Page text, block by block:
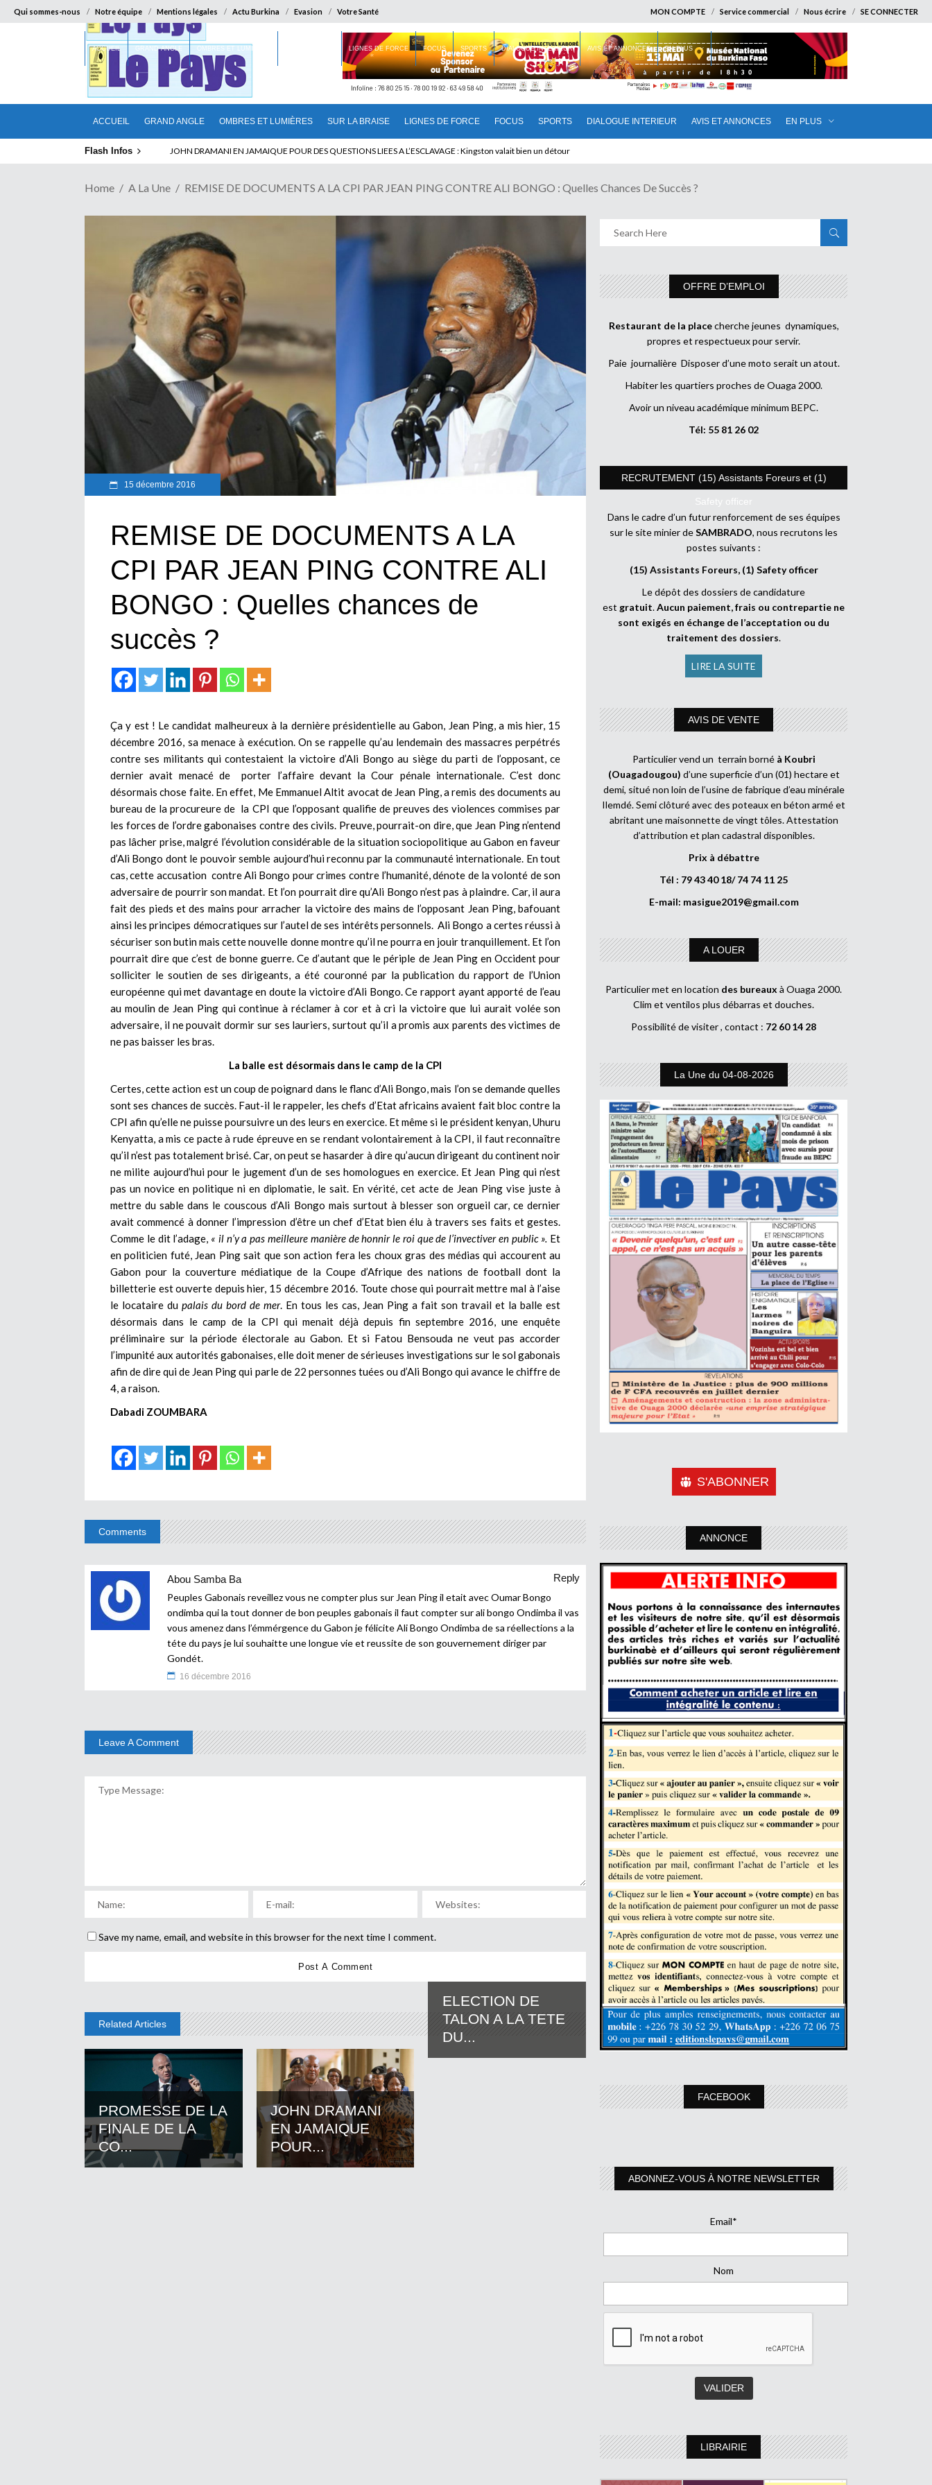
Qui sommes-nous Notre équipe Mentions légales Actu Burkina Evasion Votre Santé MON COMPTE Service commercial Nous écrire SE CONNECTER
ACCUEIL GRAND ANGLE OMBRES ET LUMIÈRES SUR LA BRAISE LIGNES DE FORCE FOCUS SPORTS DIALOGUE INTERIEUR AVIS ET ANNONCES EN PLUS
ACCUEIL GRAND ANGLE OMBRES ET LUMIÈRES LIGNES DE FORCE FOCUS SPORTS DIALOGUE INTERIEUR AVIS ET ANNONCES EN PLUS
Flash Infos ELECTION DE TALON A LA TETE DU SENAT BENINOIS : Quand Patrice quitte le pouvoir sans partir !
Home A La Une REMISE DE DOCUMENTS A LA CPI PAR JEAN PING CONTRE ALI BONGO : Quelles Chances De Succès ?
15 décembre 2016
REMISE DE DOCUMENTS A LA
CPI PAR JEAN PING CONTRE ALI
BONGO : Quelles chances de
succès ?
Ça y est ! Le candidat malheureux à la dernière présidentielle au Gabon, Jean Ping, a mis hier, 15
décembre 2016, sa menace à exécution. On se rappelle qu’au lendemain des massacres perpétrés
contre ses militants qui contestaient la victoire d’Ali Bongo au siège du parti de l’opposant, ce
dernier avait menacé de porter l’affaire devant la Cour pénale internationale. C’est donc
désormais chose faite. En effet, Me Emmanuel Altit avocat de Jean Ping, a remis des documents au
bureau de la procureure de la CPI que l’opposant qualifie de preuves des violences commises par
les forces de l’ordre gabonaises contre des civils. Preuve, pourrait-on dire, que Jean Ping n’entend
pas lâcher prise, malgré l’évolution considérable de la situation sociopolitique au Gabon en faveur
d’Ali Bongo dont le pouvoir semble aujourd’hui reconnu par la communauté internationale. En tout
cas, cette accusation contre Ali Bongo pour crimes contre l’humanité, dénote de la volonté de son
adversaire de pourrir son mandat. Et l’on pourrait dire qu’Ali Bongo n’est pas à plaindre. Car, il aura
fait des pieds et des mains pour arracher la victoire des mains de l’opposant Jean Ping, bafouant
ainsi les principes démocratiques sur l’autel de ses intérêts personnels. Ali Bongo a certes réussi à
sécuriser son butin mais cette nouvelle donne montre qu’il ne pourra en jouir tranquillement. Et l’on
pourrait dire que c’est de bonne guerre. Ce d’autant que le périple de Jean Ping en Occident pour
solliciter le soutien de ses dirigeants, a été couronné par la publication du rapport de l’Union
européenne qui met davantage en doute la victoire d’Ali Bongo. Ce rapport ayant apporté de l’eau
au moulin de Jean Ping qui continue à réclamer à cor et à cri la victoire que lui aurait volée son
adversaire, il ne pouvait dormir sur ses lauriers, surtout qu’il a promis aux parents des victimes de
ne pas baisser les bras.
La balle est désormais dans le camp de la CPI
Certes, cette action est un coup de poignard dans le flanc d’Ali Bongo, mais l’on se demande quelles
sont ses chances de succès. Faut-il le rappeler, les chefs d’Etat africains avaient fait bloc contre la
CPI afin qu’elle ne puisse poursuivre un des leurs en exercice. Et même si le président kenyan, Uhuru
Kenyatta, a mis ce pacte à rude épreuve en se rendant volontairement à la CPI, il faut reconnaître
qu’il n’est pas totalement brisé. Car, on peut se hasarder à dire qu’aucun dirigeant du continent noir
ne milite aujourd’hui pour le jugement d’un de ses homologues en exercice. Et Jean Ping qui n’est
pas un novice en politique ni en diplomatie, le sait. En vérité, cet acte de Jean Ping vise juste à
mettre du sable dans le couscous d’Ali Bongo mais surtout à blesser son orgueil car, ce dernier
avait commencé à donner l’impression d’être un chef d’Etat bien élu à travers ses faits et gestes.
Comme le dit l’adage, « il n’y a pas meilleure manière de honnir le roi que de l’invectiver en public ». Et
en politicien futé, Jean Ping sait que son action fera les choux gras des médias qui accourent au
Gabon pour la couverture médiatique de la Coupe d’Afrique des nations de football dont la
billetterie est ouverte depuis hier, 15 décembre 2016. Toute chose qui pourrait mettre mal à l’aise
le locataire dupalais du bord de mer. En tous les cas, Jean Ping a fait son travail et la balle est
désormais dans le camp de la CPI qui menait déjà depuis fin septembre 2016, une enquête
préliminaire sur la période électorale au Gabon. Et si Fatou Bensouda ne veut pas accorder
l’impunité aux autorités gabonaises, elle doit mener de sérieuses investigations sur le sol gabonais
afin de dire qui de Jean Ping qui parle de 22 personnes tuées ou d’Ali Bongo qui avance le chiffre de
4, a raison.
Dabadi ZOUMBARA
Comments
Abou Samba Ba
Reply
Peuples Gabonais reveillez vous ne compter plus sur Jean Ping il etait avec Oumar Bongo
ondimba qui la tout donner de bon peuples gabonais il faut compter sur ali bongo Ondimba il vas
vous amenez dans l’émmérgence du Gabon je félicite Ali Bongo Ondimba de sa réellections a la
téte du pays je lui souhaitte une longue vie et reussite de son gouvernement diriger par
Gondét.
16 décembre 2016
Leave A Comment
Save my name, email, and website in this browser for the next time I comment.
Related Articles
PROMESSE DE LA
FINALE DE LA
CO...
JOHN DRAMANI
EN JAMAIQUE
POUR...
ELECTION DE
TALON A LA TETE
DU...
OFFRE D’EMPLOI
Restaurant de la placecherche jeunes dynamiques,
propres et respectueux pour servir.
Paie journalière Disposer d’une moto serait un atout.
Habiter les quartiers proches de Ouaga 2000.
Avoir un niveau académique minimum BEPC.
Tél: 55 81 26 02
RECRUTEMENT (15) Assistants Foreurs et (1)
Safety officer
Dans le cadre d’un futur renforcement de ses équipes
sur le site minier deSAMBRADO, nous recrutons les
postes suivants :
(15) Assistants Foreurs, (1) Safety officer
Le dépôt des dossiers de candidature
est gratuit.Aucun paiement, frais ou contrepartie ne
sont exigés en échange de l’acceptation ou du
traitement des dossiers.
LIRE LA SUITE
AVIS DE VENTE
Particulier vend un terrain borné à Koubri
(Ouagadougou) d’une superficie d’un (01) hectare et
demi, situé non loin de l’usine de fabrique d’eau minérale
Ilemdé. Semi clôturé avec des poteaux en béton armé et
abritant une maisonnette de vingt tôles. Attestation
d’attribution et plan cadastral disponibles.
Prix à débattre
Tél : 79 43 40 18/ 74 74 11 25
E-mail: masigue2019@gmail.com
A LOUER
Particulier met en location des bureaux à Ouaga 2000.
Clim et ventilos plus débarras et douches.
Possibilité de visiter , contact : 72 60 14 28
La Une du 04-08-2026
S'ABONNER
ANNONCE
FACEBOOK
ABONNEZ-VOUS À NOTRE NEWSLETTER
Email*
Nom
LIBRAIRIE